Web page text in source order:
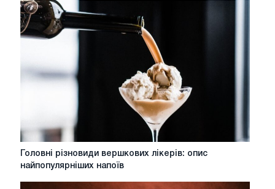
газовому
грилі:
від
овочів
Головні
різновиди
Головні різновиди вершкових лікерів: опис
найпопулярніших напоїв